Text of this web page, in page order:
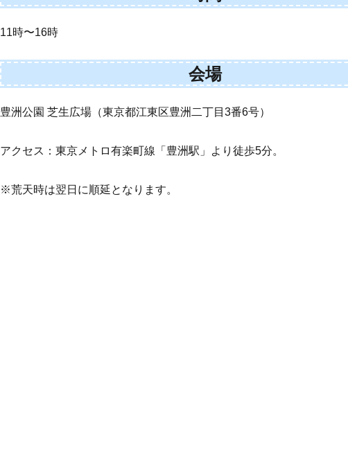
11時〜16時
会場
豊洲公園 芝生広場（東京都江東区豊洲二丁目3番6号）
アクセス：東京メトロ有楽町線「豊洲駅」より徒歩5分。
※荒天時は翌日に順延となります。